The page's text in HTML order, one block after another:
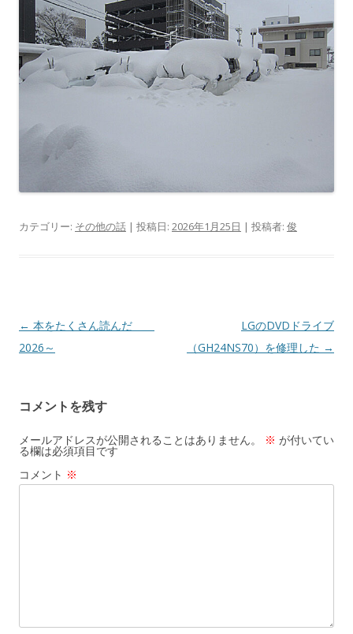
カテゴリー: その他の話 | 投稿日: 2026年1月25日 | 投稿者: 俊
投
稿
ゲ
ー
シ
ョ
← 本をたくさん読んだ
2026～
LGのDVDドライブ
（GH24NS70）を修理した →
コメントを残す
メールアドレスが公開されることはありません。 ※ が付いてい
る欄は必須項目です
コメント ※